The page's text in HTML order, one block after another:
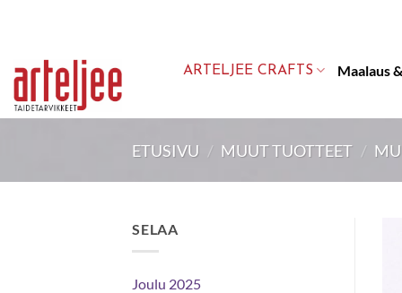
content
ARTELJEE CRAFTS Maalaus
ETUSIVU / MUUT TUOTTEET /
SELAA
Joulu 2025